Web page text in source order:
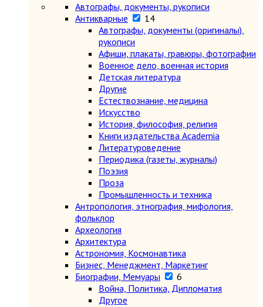
Автографы, документы, рукописи
Антикварные
14
Автографы, документы (оригиналы),
рукописи
Афиши, плакаты, гравюры, фотографии
Военное дело, военная история
Детская литература
Другие
Естествознание, медицина
Искусство
История, философия, религия
Книги издательства Academia
Литературоведение
Периодика (газеты, журналы)
Поэзия
Проза
Промышленность и техника
Антропология, этнография, мифология,
фольклор
Археология
Архитектура
Астрономия, Космонавтика
Бизнес, Менеджмент, Маркетинг
Биографии, Мемуары
6
Война, Политика, Дипломатия
Другое